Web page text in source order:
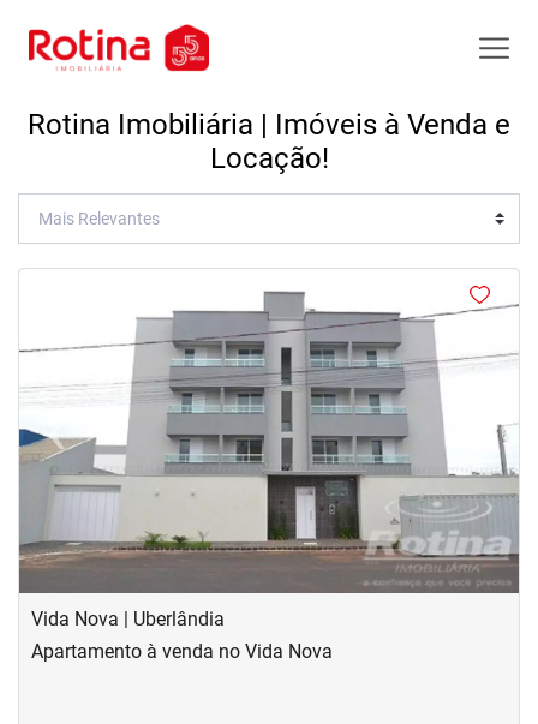
Rotina Imobiliária | Imóveis à Venda e
Locação!
‹Previous Next
Vida Nova | Uberlândia
Apartamento à venda no Vida Nova